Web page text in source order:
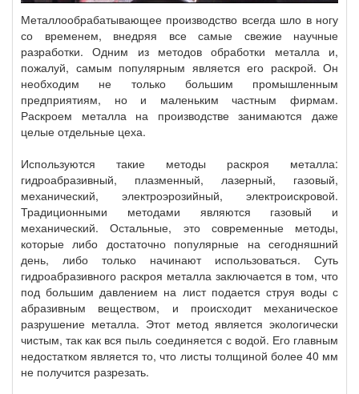
Металлообрабатывающее производство всегда шло в ногу
со временем, внедряя все самые свежие научные
разработки. Одним из методов обработки металла и,
пожалуй, самым популярным является его раскрой. Он
необходим не только большим промышленным
предприятиям, но и маленьким частным фирмам.
Раскроем металла на производстве занимаются даже
целые отдельные цеха.
Используются такие методы раскроя металла:
гидроабразивный, плазменный, лазерный, газовый,
механический, электроэрозийный, электроискровой.
Традиционными методами являются газовый и
механический. Остальные, это современные методы,
которые либо достаточно популярные на сегодняшний
день, либо только начинают использоваться. Суть
гидроабразивного раскроя металла заключается в том, что
под большим давлением на лист подается струя воды с
абразивным веществом, и происходит механическое
разрушение металла. Этот метод является экологически
чистым, так как вся пыль соединяется с водой. Его главным
недостатком является то, что листы толщиной более 40 мм
не получится разрезать.